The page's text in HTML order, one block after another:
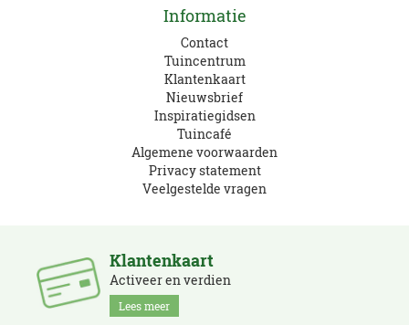
Informatie
Contact
Tuincentrum
Klantenkaart
Nieuwsbrief
Inspiratiegidsen
Tuincafé
Algemene voorwaarden
Privacy statement
Veelgestelde vragen
Klantenkaart
Activeer en verdien
Lees meer